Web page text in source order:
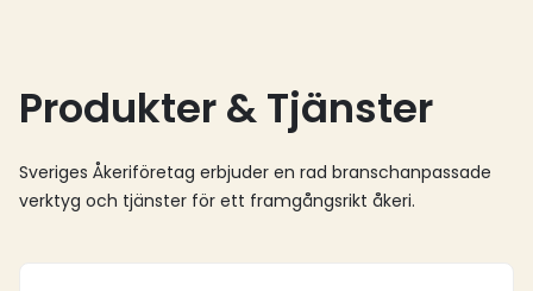
Produkter & Tjänster
Sveriges Åkeriföretag erbjuder en rad branschanpassade
verktyg och tjänster för ett framgångsrikt åkeri.